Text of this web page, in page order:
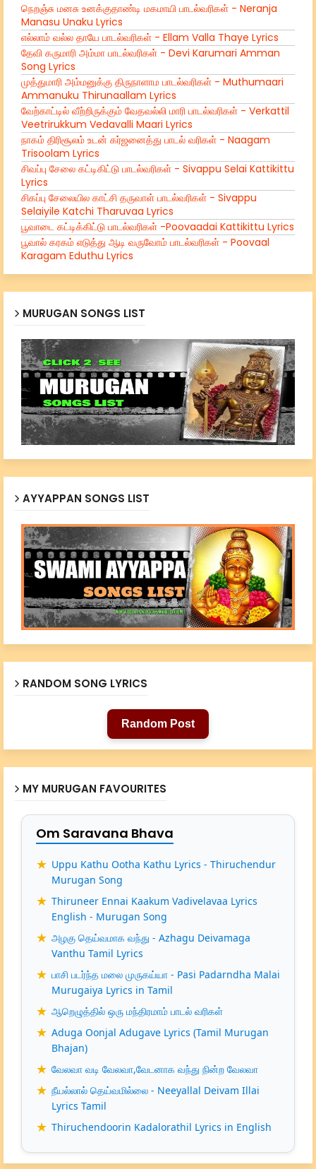
நெறஞ்சு மனசு உனக்குதாண்டி மகமாயி பாடல்வரிகள் - Neranja
Manasu Unaku Lyrics
எல்லாம் வல்ல தாயே பாடல்வரிகள் - Ellam Valla Thaye Lyrics
தேவி கருமாரி அம்மா பாடல்வரிகள் - Devi Karumari Amman
Song Lyrics
முத்துமாரி அம்மனுக்கு திருநாளாம பாடல்வரிகள் - Muthumaari
Ammanuku Thirunaallam Lyrics
வேற்காட்டில் வீற்றிருக்கும் வேதவல்லி மாரி பாடல்வரிகள் - Verkattil
Veetrirukkum Vedavalli Maari Lyrics
நாகம் திரிசூலம் உடன் கர்ஜனைத்து பாடல் வரிகள் - Naagam
Trisoolam Lyrics
சிவப்பு சேலை கட்டிகிட்டு பாடல்வரிகள் - Sivappu Selai Kattikittu
Lyrics
சிகப்பு சேலையில காட்சி தருவாள் பாடல்வரிகள் - Sivappu
Selaiyile Katchi Tharuvaa Lyrics
பூவாடை கட்டிக்கிட்டு பாடல்வரிகள் -Poovaadai Kattikittu Lyrics
பூவால் கரகம் எடுத்து ஆடி வருவோம் பாடல்வரிகள் - Poovaal
Karagam Eduthu Lyrics
MURUGAN SONGS LIST
AYYAPPAN SONGS LIST
RANDOM SONG LYRICS
Random Post
MY MURUGAN FAVOURITES
Om Saravana Bhava
Uppu Kathu Ootha Kathu Lyrics - Thiruchendur
Murugan Song
Thiruneer Ennai Kaakum Vadivelavaa Lyrics
English - Murugan Song
அழகு தெய்வமாக வந்து - Azhagu Deivamaga
Vanthu Tamil Lyrics
பாசி படர்ந்த மலை முருகய்யா - Pasi Padarndha Malai
Murugaiya Lyrics in Tamil
ஆறெழுத்தில் ஒரு மந்திரமாம் பாடல் வரிகள்
Aduga Oonjal Adugave Lyrics (Tamil Murugan
Bhajan)
வேலவா வடி வேலவா,வேடனாக வந்து நின்ற வேலவா
நீயல்லால் தெய்வமில்லை - Neeyallal Deivam Illai
Lyrics Tamil
Thiruchendoorin Kadalorathil Lyrics in English